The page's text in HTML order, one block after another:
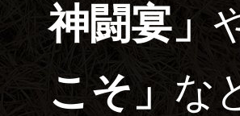
神闘宴」
こそ」な